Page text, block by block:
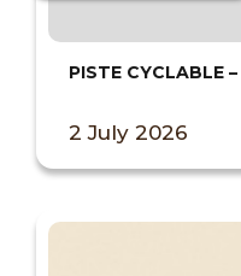
PISTE CYCLABLE
2 July 2026